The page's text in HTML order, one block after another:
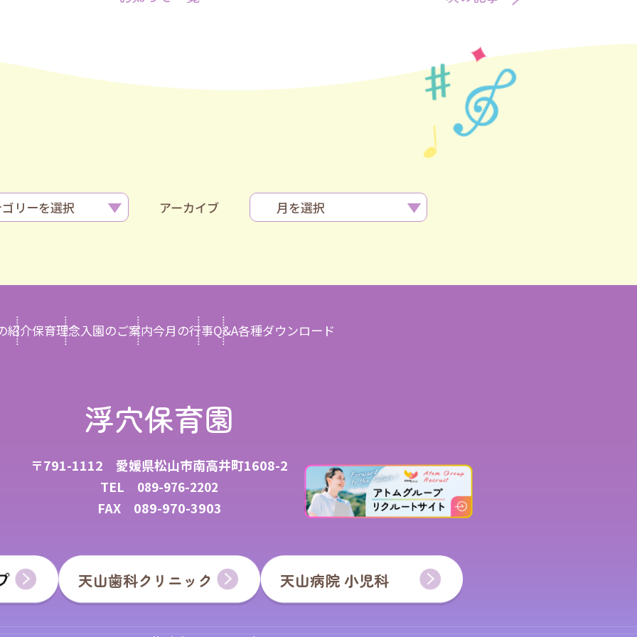
アーカイブ
紹介保育理念入園のご案内今月の行事Q&A各種ダウンロード
浮穴保育園
〒791-1112 愛媛県松山市南高井町1608-2
TEL 089-976-2202
FAX 089-970-3903
天山歯科クリニック 天山病院 小児科